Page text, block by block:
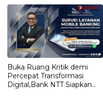
Buka Ruang Kritik demi
Percepat Transformasi
Digital,Bank NTT Siapkan